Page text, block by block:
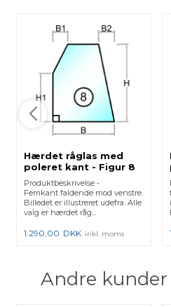
Hærdet råglas med
poleret kant - Figur 8
Produktbeskrivelse -
Femkant faldende mod venstre.
Billedet er illustreret udefra. Alle
valg er hærdet råg...
1.290,00 DKK inkl. moms
Andre